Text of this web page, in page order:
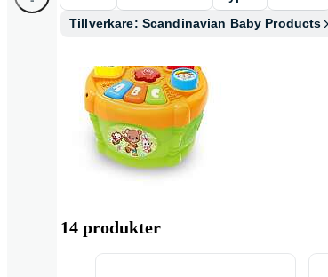
Tillverkare: Scandinavian Baby Products
Plocklåda
14 produkter